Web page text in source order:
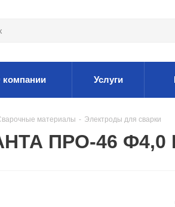
компании Услуги
материалы - Электроды для сварки
ПРО-46 Ф4,0